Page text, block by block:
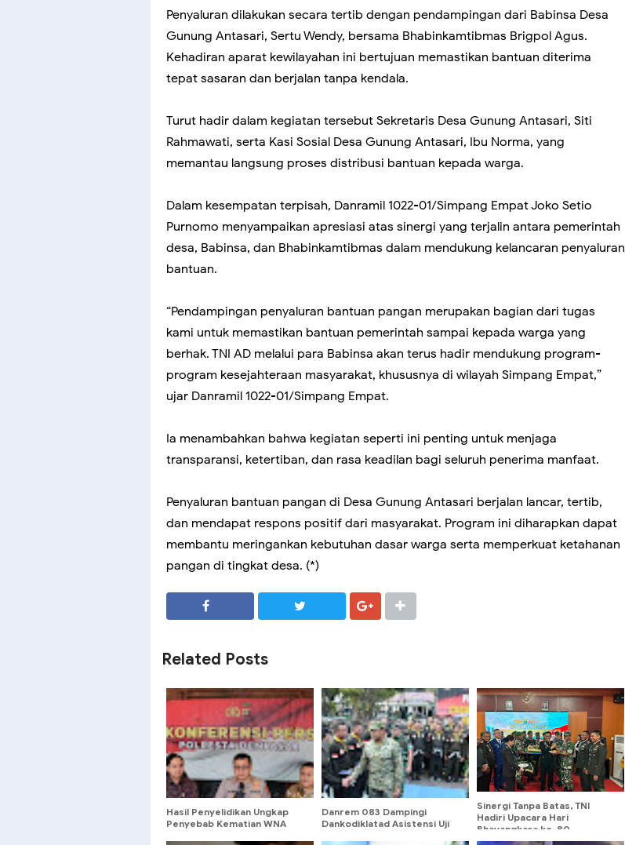
Penyaluran dilakukan secara tertib dengan pendampingan dari Babinsa Desa
Gunung Antasari, Sertu Wendy, bersama Bhabinkamtibmas Brigpol Agus.
Kehadiran aparat kewilayahan ini bertujuan memastikan bantuan diterima
tepat sasaran dan berjalan tanpa kendala.
Turut hadir dalam kegiatan tersebut Sekretaris Desa Gunung Antasari, Siti
Rahmawati, serta Kasi Sosial Desa Gunung Antasari, Ibu Norma, yang
memantau langsung proses distribusi bantuan kepada warga.
Dalam kesempatan terpisah, Danramil 1022-01/Simpang Empat Joko Setio
Purnomo menyampaikan apresiasi atas sinergi yang terjalin antara pemerintah
desa, Babinsa, dan Bhabinkamtibmas dalam mendukung kelancaran penyaluran
bantuan.
“Pendampingan penyaluran bantuan pangan merupakan bagian dari tugas
kami untuk memastikan bantuan pemerintah sampai kepada warga yang
berhak. TNI AD melalui para Babinsa akan terus hadir mendukung program-
program kesejahteraan masyarakat, khususnya di wilayah Simpang Empat,”
ujar Danramil 1022-01/Simpang Empat.
Ia menambahkan bahwa kegiatan seperti ini penting untuk menjaga
transparansi, ketertiban, dan rasa keadilan bagi seluruh penerima manfaat.
Penyaluran bantuan pangan di Desa Gunung Antasari berjalan lancar, tertib,
dan mendapat respons positif dari masyarakat. Program ini diharapkan dapat
membantu meringankan kebutuhan dasar warga serta memperkuat ketahanan
pangan di tingkat desa. (*)
Related Posts
Hasil Penyelidikan Ungkap
Penyebab Kematian WNA
Danrem 083 Dampingi
Dankodiklatad Asistensi Uji
Sinergi Tanpa Batas, TNI
Hadiri Upacara Hari
Bhayangkara ke-80
Wujudkan Malinau Aman dan